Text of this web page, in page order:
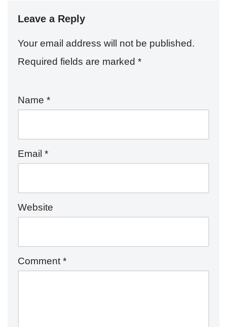
A
p
p
o
o
Leave a Reply
Your email address will not be published.
Required fields are marked *
Name *
Email *
Website
Comment *